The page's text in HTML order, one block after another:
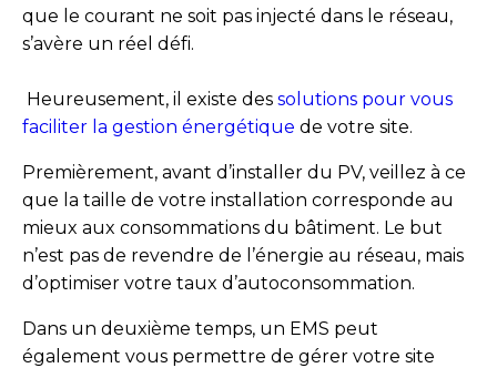
que le courant ne soit pas injecté dans le réseau,
s’avère un réel défi.
Heureusement, il existe des solutions pour vous
faciliter la gestion énergétique de votre site.
Premièrement, avant d’installer du PV, veillez à ce
que la taille de votre installation corresponde au
mieux aux consommations du bâtiment. Le but
n’est pas de revendre de l’énergie au réseau, mais
d’optimiser votre taux d’autoconsommation.
Dans un deuxième temps, un EMS peut
également vous permettre de gérer votre site